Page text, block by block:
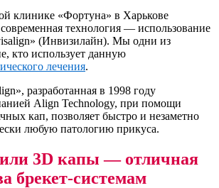
клинике «Фортуна» в Харькове
технология — использование
(Инвизилайн). Мы одни из
кто использует данную
лечения.
разработанная в 1998 году
Align Technology, при помощи
кап, позволяет быстро и незаметно
любую патологию прикуса.
3D капы — отличная
брекет-системам